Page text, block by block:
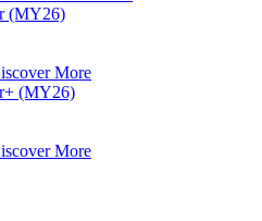
(MY26)
More
(MY26)
More